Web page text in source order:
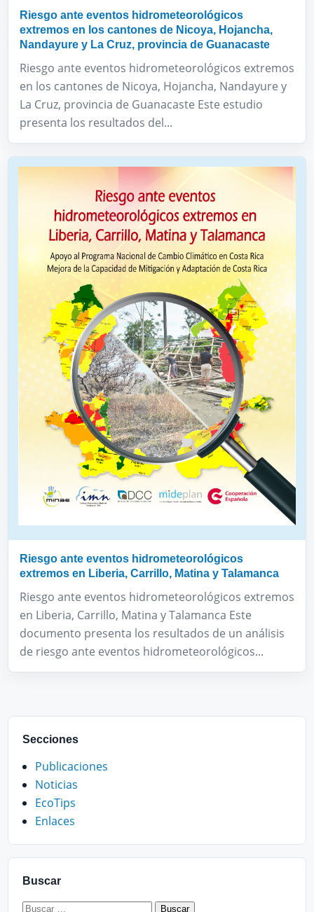
Riesgo ante eventos hidrometeorológicos
extremos en los cantones de Nicoya, Hojancha,
Nandayure y La Cruz, provincia de Guanacaste
Riesgo ante eventos hidrometeorológicos extremos
en los cantones de Nicoya, Hojancha, Nandayure y
La Cruz, provincia de Guanacaste Este estudio
presenta los resultados del...
Riesgo ante eventos hidrometeorológicos
extremos en Liberia, Carrillo, Matina y Talamanca
Riesgo ante eventos hidrometeorológicos extremos
en Liberia, Carrillo, Matina y Talamanca Este
documento presenta los resultados de un análisis
de riesgo ante eventos hidrometeorológicos...
Secciones
Publicaciones
Noticias
EcoTips
Enlaces
Buscar
Buscar: